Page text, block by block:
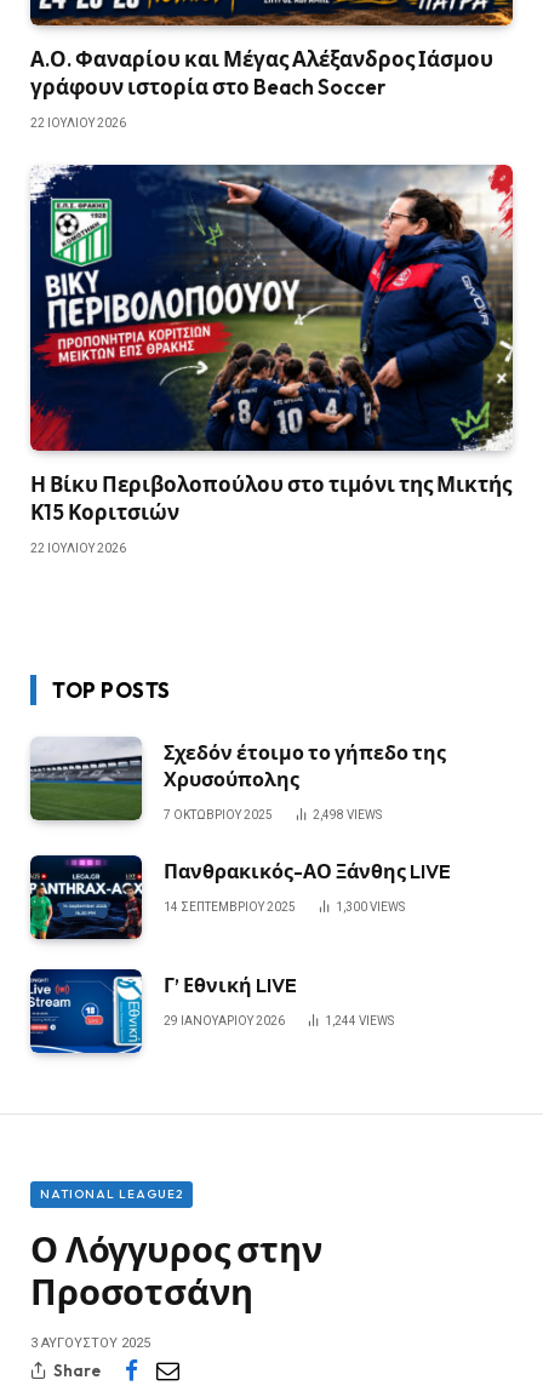
Α.Ο. Φαναρίου και Μέγας Αλέξανδρος Ιάσμου
γράφουν ιστορία στο Beach Soccer
22 ΙΟΥΛΊΟΥ 2026
Η Βίκυ Περιβολοπούλου στο τιμόνι της Μικτής
Κ15 Κοριτσιών
22 ΙΟΥΛΊΟΥ 2026
TOP POSTS
Σχεδόν έτοιμο το γήπεδο της
Χρυσούπολης
7 ΟΚΤΩΒΡΊΟΥ 2025 2,498 VIEWS
Πανθρακικός-ΑΟ Ξάνθης LIVE
14 ΣΕΠΤΕΜΒΡΊΟΥ 2025 1,300VIEWS
Γ’ Εθνική LIVE
29 ΙΑΝΟΥΑΡΊΟΥ 2026 1,244 VIEWS
NATIONAL LEAGUE2
Ο Λόγγυρος στην
Προσοτσάνη
3 ΑΥΓΟΎΣΤΟΥ 2025
Share